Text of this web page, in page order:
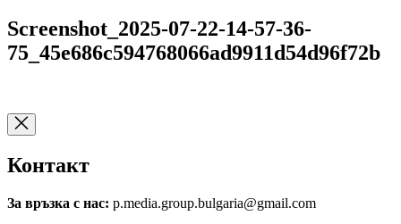
Screenshot_2025-07-22-14-57-36-
75_45e686c594768066ad9911d54d96f72b
Контакт
За връзка с нас: p.media.group.bulgaria@gmail.com